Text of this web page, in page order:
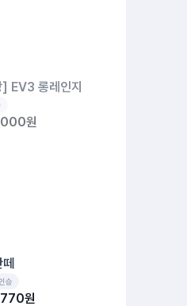
EV3 롱레인지
원
승
원